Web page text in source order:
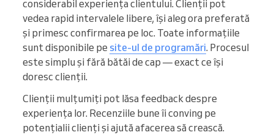
considerabil experiența clientului. Clienții pot
vedea rapid intervalele libere, își aleg ora preferată
și primesc confirmarea pe loc. Toate informațiile
sunt disponibile pe site-ul de programări. Procesul
este simplu și fără bătăi de cap — exact ce își
doresc clienții.
Clienții mulțumiți pot lăsa feedback despre
experiența lor. Recenziile bune îi conving pe
potențialii clienți și ajută afacerea să crească.